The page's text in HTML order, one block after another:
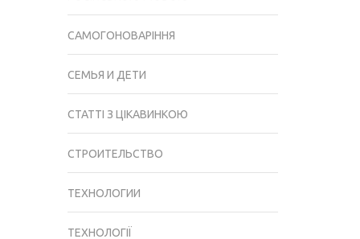
САМОГОНОВАРІННЯ
СЕМЬЯ И ДЕТИ
СТАТТІ З ЦІКАВИНКОЮ
СТРОИТЕЛЬСТВО
ТЕХНОЛОГИИ
ТЕХНОЛОГІЇ